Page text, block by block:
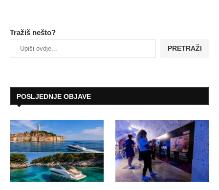
Tražiš nešto?
PRETRAŽI
POSLJEDNJE OBJAVE